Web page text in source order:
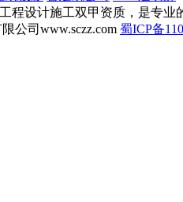
程设计施工双甲资质，是专业
公司www.sczz.com 蜀ICP备